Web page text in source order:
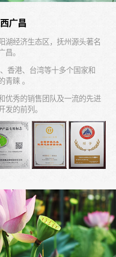
广昌
湖经济生态区，抚州源头著名
。
香港、台湾等十多个国家和
青睐 。
优秀的销售团队及一流的先进
发的前列。